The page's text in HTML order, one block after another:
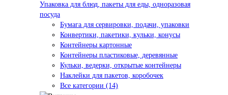
Упаковка для блюд, пакеты для еды, одноразовая
посуда
Бумага для сервировки, подачи, упаковки
Конвертики, пакетики, кульки, конусы
Контейнеры картонные
Контейнеры пластиковые, деревянные
Кульки, ведерки, открытые контейнеры
Наклейки для пакетов, коробочек
Все категории (14)